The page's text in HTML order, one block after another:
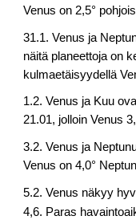
Venus on 2,5°
31.1. Venus ja
näitä planeettoja on
kulmaetäisyydellä
1.2. Venus ja Kuu
21.01, jolloin Venus
3.2. Venus ja
Venus on 4,0°
5.2. Venus näkyy
4,6. Paras